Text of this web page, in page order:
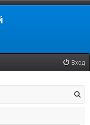
Вход